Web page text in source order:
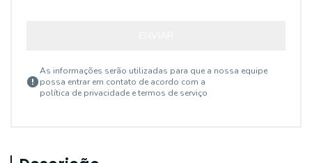
As informações serão utilizadas para que a nossa equipe
possa entrar em contato de acordo com a
política de privacidade e termos de serviço